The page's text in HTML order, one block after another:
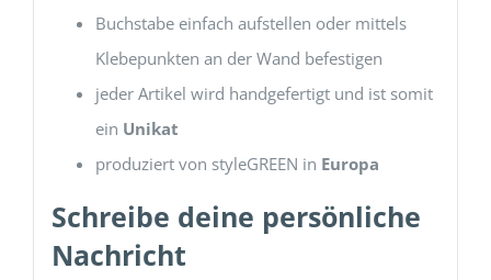
Buchstabe einfach aufstellen oder mittels
Klebepunkten an der Wand befestigen
jeder Artikel wird handgefertigt und ist somit
ein Unikat
produziert von styleGREEN in Europa
Schreibe deine persönliche
Nachricht